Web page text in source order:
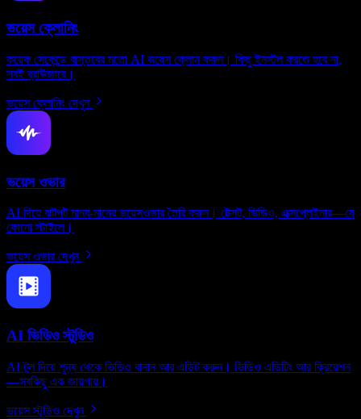
ভয়েস ক্লোনিং
কয়েক সেকেন্ডে বাস্তবের মতো AI ভয়েস ক্লোন করুন। কিছু ইনস্টল করতে হবে না,
সবই ব্রাউজারে।
ভয়েস ক্লোনিং দেখুন
ভয়েস ওভার
AI দিয়ে ঝটপট মানব-মানের ভয়েসওভার তৈরি করুন। টেক্সট, ভিডিও, এক্সপ্লেইনার—যে
কোনো স্টাইলে।
ভয়েস ওভার দেখুন
AI ভিডিও স্টুডিও
AI টুল দিয়ে শূন্য থেকে ভিডিও বানান আর এডিট করুন। ভিডিও এডিটিং আর ক্রিয়েশন
—সবকিছু এক জায়গায়।
ভয়েস স্টুডিও দেখুন